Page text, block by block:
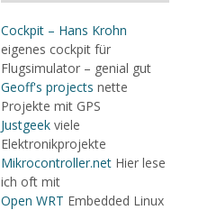
Cockpit – Hans Krohn
eigenes cockpit für
Flugsimulator – genial gut
Geoff's projects nette
Projekte mit GPS
Justgeekviele
Elektronikprojekte
Mikrocontroller.netHier lese
ich oft mit
Open WRT Embedded Linux